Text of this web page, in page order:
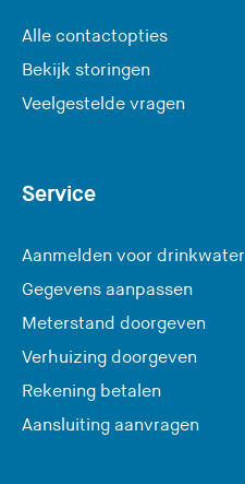
Alle contactopties
Bekijk storingen
Veelgestelde vragen
Service
Aanmelden voor drinkwater
Gegevens aanpassen
Meterstand doorgeven
Verhuizing doorgeven
Rekening betalen
Aansluiting aanvragen